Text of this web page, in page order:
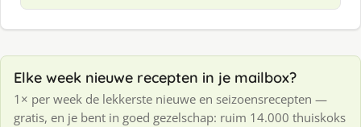
Elke week nieuwe recepten in je mailbox?
1× per week de lekkerste nieuwe en seizoensrecepten —
gratis, en je bent in goed gezelschap: ruim 14.000 thuiskoks